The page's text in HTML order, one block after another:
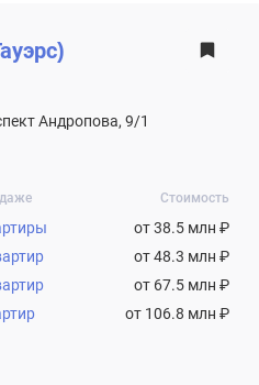
Андропова, 9/1
Стоимость
от 38.5 млн ₽
от 48.3 млн ₽
от 67.5 млн ₽
от 106.8 млн ₽